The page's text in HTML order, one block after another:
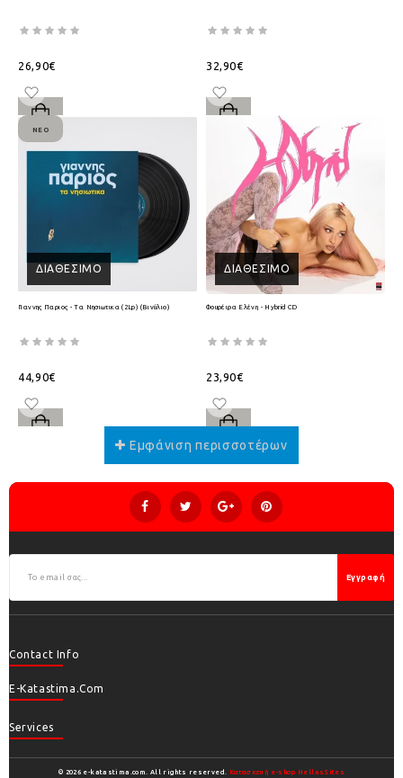
26,90€ 32,90€
ΔΙΑΘΈΣΙΜΟ
ΝΈΟ
Γιαννης Παριος - Τα Νησιωτικα (2Lp) (Βινύλιο)
44,90€
ΔΙΑΘΈΣΙΜΟ
Φουρέιρα Ελένη - Hybrid CD
23,90€
Εγγραφή
Contact Info
E-Katastima.com
Services
© 2026 e-katastima.com. All rights reserved. Κατασκευή e-shop HellasSites